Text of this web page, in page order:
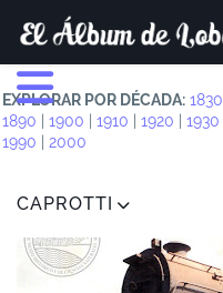
EXPLORAR POR DÉCADA: 1830
1890
1900 1910 1920 1930
1990
2000
CAPROTTI